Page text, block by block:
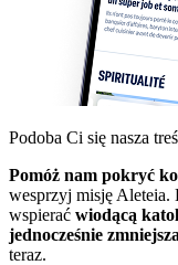
Podoba Ci się nasza
Pomóż nam pokryć
wesprzyj misję
wspierać wiodącą
jednocześnie
teraz.